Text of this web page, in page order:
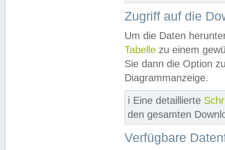
Zugriff auf die
Um die Daten
Tabelle zu einem
Sie dann die Option
Diagrammanzeige.
ℹ️ Eine detaillierte
den gesamten
Verfügbare